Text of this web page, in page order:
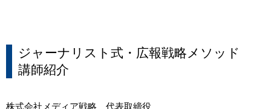
ジャーナリスト式・広報戦略メソッド
講師紹介
株式会社メディア戦略 代表取締役